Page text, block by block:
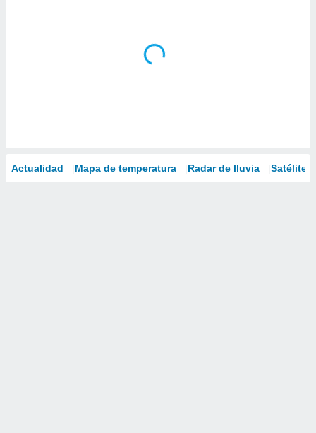
Actualidad Mapa de temperatura Radar de lluvia Satélites